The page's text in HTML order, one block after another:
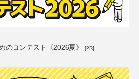
のコンテスト《2026夏》 [PR]